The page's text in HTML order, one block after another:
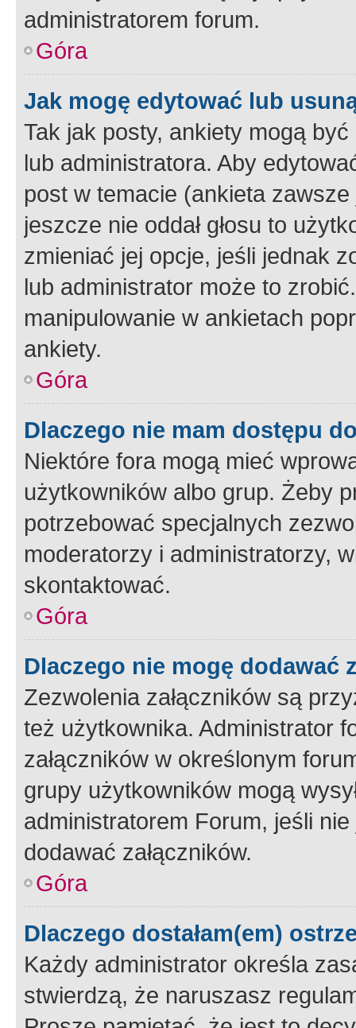
administratorem forum.
Góra
Jak mogę edytować lub
Tak jak posty, ankiety mogą
lub administratora. Aby
post w temacie (ankieta
jeszcze nie oddał głosu to
zmieniać jej opcje, jeśli jednak
lub administrator może to
manipulowanie w ankietach
ankiety.
Góra
Dlaczego nie mam dostępu
Niektóre fora mogą mieć
użytkowników albo grup. Żeby
potrzebować specjalnych
moderatorzy i administratorzy,
skontaktować.
Góra
Dlaczego nie mogę dodawać
Zezwolenia załączników są
też użytkownika. Administrator
załączników w określonym
grupy użytkowników mogą
administratorem Forum, jeśli
dodawać załączników.
Góra
Dlaczego dostałam(em)
Każdy administrator określa
stwierdzą, że naruszasz